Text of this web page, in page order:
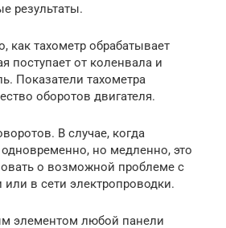
результаты.
как тахометр обрабатывает
поступает от коленвала и
Показатели тахометра
оборотов двигателя.
В случае, когда
но медленно, это
о возможной проблеме с
в сети электропроводки.
элементом любой панели